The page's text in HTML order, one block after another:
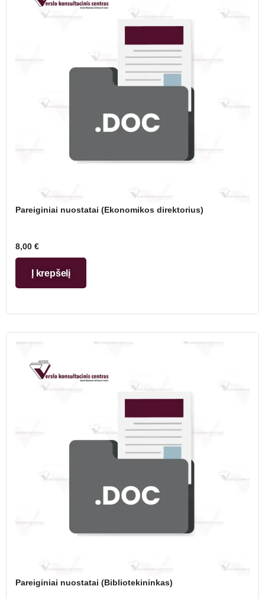
Pareiginiai nuostatai (Ekonomikos direktorius)
8,00 €
Į krepšelį
Pareiginiai nuostatai (Bibliotekininkas)